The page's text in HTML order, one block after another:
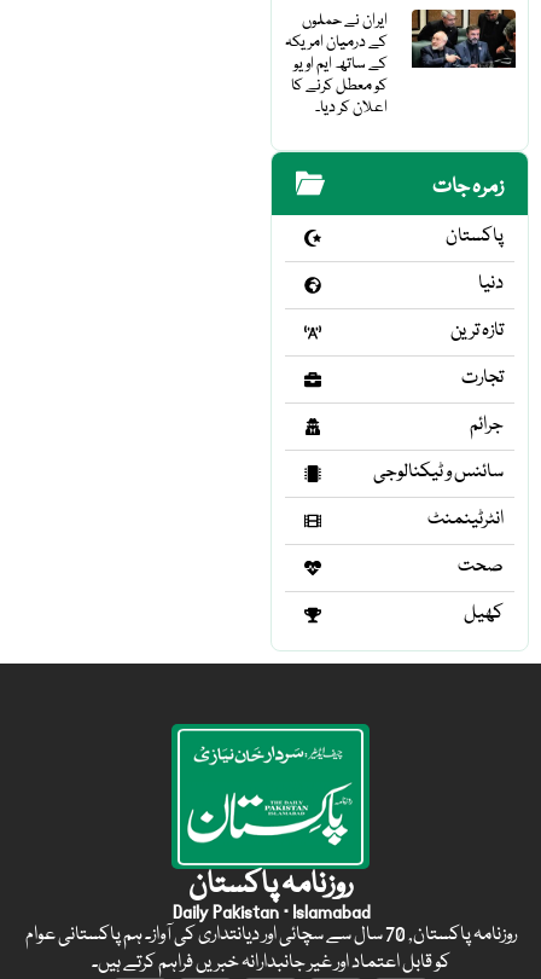
ایران نے حملوں
کے درمیان امریکہ
کے ساتھ ایم او یو
کو معطل کرنے کا
اعلان کر دیا۔
زمرہ جات
پاکستان
دنیا
تازہ ترین
تجارت
جرائم
سائنس و ٹیکنالوجی
انٹرٹینمنٹ
صحت
کھیل
روزنامہ پاکستان
Daily Pakistan · Islamabad
روزنامہ پاکستان, 70 سال سے سچائی اور دیانتداری کی آواز۔ ہم پاکستانی عوام
کو قابل اعتماد اور غیر جانبدارانہ خبریں فراہم کرتے ہیں۔